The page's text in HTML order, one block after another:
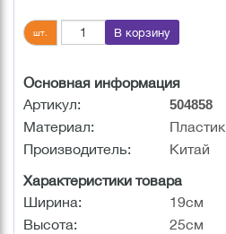
шт. В корзину
Основная информация
Артикул:
504858
Материал:
Пластик
Производитель:
Китай
Характеристики товара
Ширина:
19см
Высота:
25см